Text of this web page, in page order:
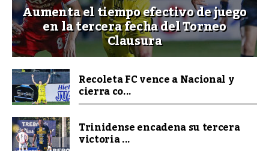
Aumenta el tiempo efectivo de juego
en la tercera fecha del Torneo
Clausura
Recoleta FC vence a Nacional y
cierra co...
Trinidense encadena su tercera
victoria ...